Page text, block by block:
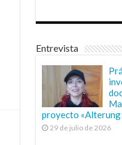
Entrevista
proyecto
29 de julio de 2026